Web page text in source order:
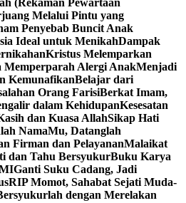
(Rekaman Pewartaan
Melalui Pintu yang
Penyebab Buncit Anak
Ideal untuk MenikahDampak
Kristus Melemparkan
Memperparah Alergi AnakMenjadi
KemunafikanBelajar dari
Orang FarisiBerkat Imam,
dalam KehidupanKesesatan
dan Kuasa AllahSikap Hati
NamaMu, Datanglah
Firman dan PelayananMalaikat
dan Tahu BersyukurBuku Karya
Ganti Suku Cadang, Jadi
RIP Momot, Sahabat Sejati Muda-
dengan Merelakan